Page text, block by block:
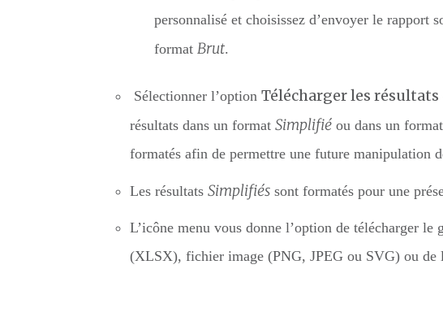
personnalisé et choisissez d’envoyer le rapport
format Brut.
Sélectionner l’option Télécharger les résultats
résultats dans un format Simplifié ou dans un format
formatés afin de permettre une future manipulation
Les résultats Simplifiés sont formatés pour une
L’icône menu vous donne l’option de télécharger
(XLSX), fichier image (PNG, JPEG ou SVG) ou de